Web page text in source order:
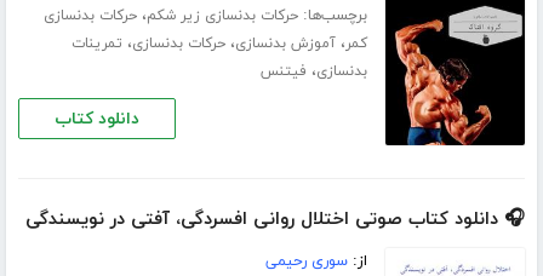
برچسب‌ها:حرکات بدنسازی زیر شکم،حرکات بدنسازی
کمر،آموزش بدنسازی،حرکات بدنسازی، تمرینات
بدنسازی، فیتنس
دانلود کتاب
🎧 دانلود کتاب صوتی اختلال روانی افسردگی، آفتی در نویسندگی
از:سوری رحیمی